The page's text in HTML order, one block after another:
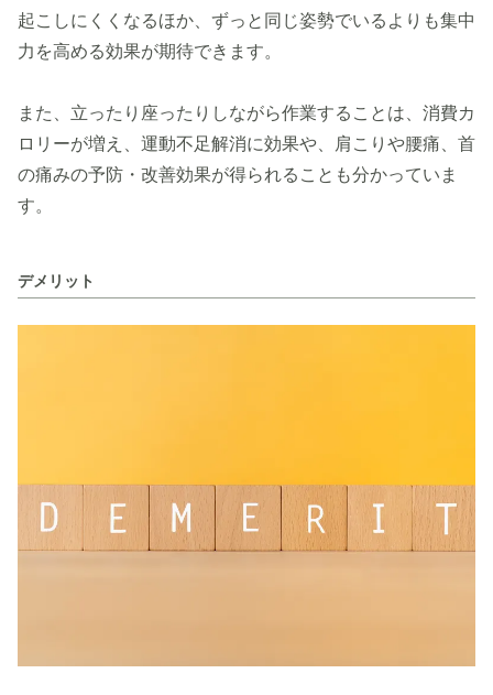
起こしにくくなるほか、ずっと同じ姿勢でいるよりも集中
力を高める効果が期待できます。
また、立ったり座ったりしながら作業することは、消費カ
ロリーが増え、運動不足解消に効果や、肩こりや腰痛、首
の痛みの予防・改善効果が得られることも分かっていま
す。
デメリット